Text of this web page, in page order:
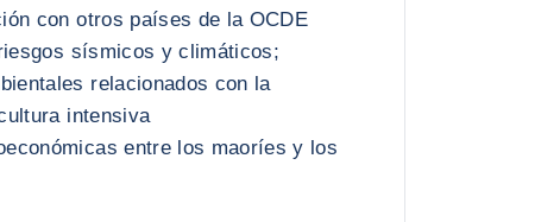
con otros países de la OCDE
sísmicos y climáticos;
relacionados con la
intensiva
entre los maoríes y los